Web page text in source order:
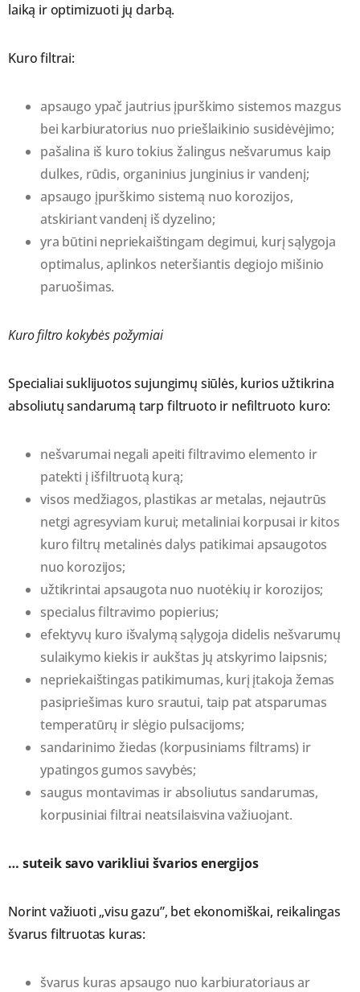
laiką ir optimizuoti jų darbą.
Kuro filtrai:
apsaugo ypač jautrius įpurškimo sistemos mazgus
bei karbiuratorius nuo priešlaikinio susidėvėjimo;
pašalina iš kuro tokius žalingus nešvarumus kaip
dulkes, rūdis, organinius junginius ir vandenį;
apsaugo įpurškimo sistemą nuo korozijos,
atskiriant vandenį iš dyzelino;
yra būtini nepriekaištingam degimui, kurį sąlygoja
optimalus, aplinkos neteršiantis degiojo mišinio
paruošimas.
Kuro filtro kokybės požymiai
Specialiai suklijuotos sujungimų siūlės, kurios užtikrina
absoliutų sandarumą tarp filtruoto ir nefiltruoto kuro:
nešvarumai negali apeiti filtravimo elemento ir
patekti į išfiltruotą kurą;
visos medžiagos, plastikas ar metalas, nejautrūs
netgi agresyviam kurui; metaliniai korpusai ir kitos
kuro filtrų metalinės dalys patikimai apsaugotos
nuo korozijos;
užtikrintai apsaugota nuo nuotėkių ir korozijos;
specialus filtravimo popierius;
efektyvų kuro išvalymą sąlygoja didelis nešvarumų
sulaikymo kiekis ir aukštas jų atskyrimo laipsnis;
nepriekaištingas patikimumas, kurį įtakoja žemas
pasipriešimas kuro srautui, taip pat atsparumas
temperatūrų ir slėgio pulsacijoms;
sandarinimo žiedas (korpusiniams filtrams) ir
ypatingos gumos savybės;
saugus montavimas ir absoliutus sandarumas,
korpusiniai filtrai neatsilaisvina važiuojant.
… suteik savo varikliui švarios energijos
Norint važiuoti „visu gazu”, bet ekonomiškai, reikalingas
švarus filtruotas kuras:
švarus kuras apsaugo nuo karbiuratoriaus ar